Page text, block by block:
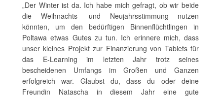
„Der Winter ist da. Ich habe mich gefragt, ob wir beide
die Weihnachts- und Neujahrsstimmung nutzen
könnten, um den bedürftigen Binnenflüchtlingen in
Poltawa etwas Gutes zu tun. Ich erinnere mich, dass
unser kleines Projekt zur Finanzierung von Tablets für
das E-Learning im letzten Jahr trotz seines
bescheidenen Umfangs im Großen und Ganzen
erfolgreich war. Glaubst du, dass du oder deine
Freundin Natascha in diesem Jahr eine gute